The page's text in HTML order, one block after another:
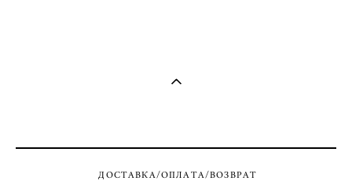
ДОСТАВКА/ОПЛАТА/ВОЗВРАТ